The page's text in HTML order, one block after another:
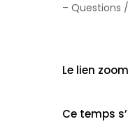
– Questions
Le lien
Ce temps